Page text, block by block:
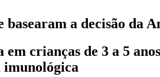
basearam a decisão da
crianças de 3 a 5
imunológica